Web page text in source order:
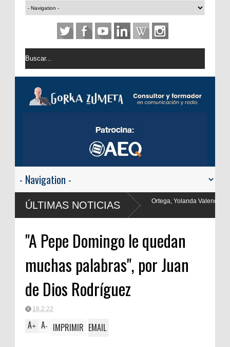
ÚLTIMAS NOTICIAS
Yolanda Valencia y Frank Blanco regresan a
"A Pepe Domingo le quedan
muchas palabras", por Juan
de Dios Rodríguez
18.2.22
A+ A- IMPRIMIR EMAIL